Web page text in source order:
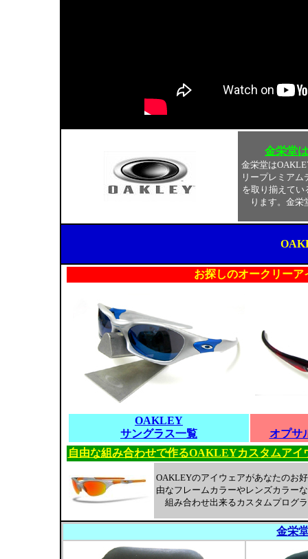
金栄堂
金栄堂は
リープレミア
を取り揃えてい
ります。金栄
お探しのオークリー
OAKLEY
サングラス一覧
オプサ
自由な組み合わせで作るOAKLEYカスタムアイ
OAKLEYのアイウェアがあなたのお
由なフレームカラーやレンズカラー
組み合わせ出来るカスタムプログ
金栄